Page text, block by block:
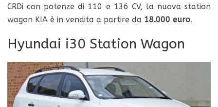
CRDi con potenze di 110 e 136 CV, la nuova station
wagon KIA è in vendita a partire da 18.000 euro.
Hyundai i30 Station Wagon